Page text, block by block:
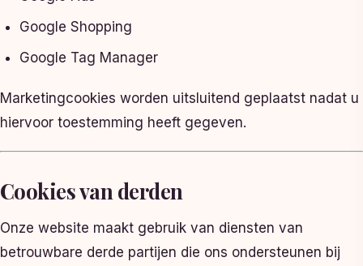
Google Shopping
Google Tag Manager
Marketingcookies worden uitsluitend geplaatst nadat u
hiervoor toestemming heeft gegeven.
Cookies van derden
Onze website maakt gebruik van diensten van
betrouwbare derde partijen die ons ondersteunen bij